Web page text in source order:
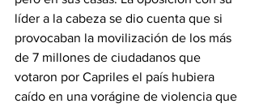
líder a la cabeza se dio cuenta que si
provocaban la movilización de los más
de 7 millones de ciudadanos que
votaron por Capriles el país hubiera
caído en una vorágine de violencia que